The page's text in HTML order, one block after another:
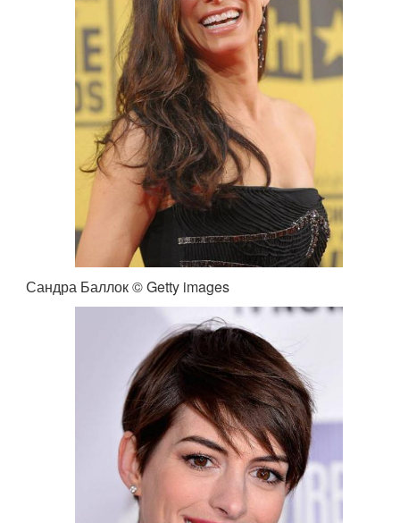
Сандра Баллок © Getty images